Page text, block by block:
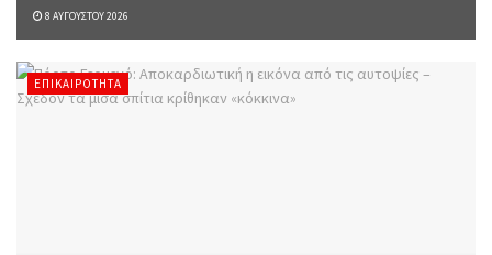
8 ΑΥΓΟΎΣΤΟΥ 2026
ΕΠΙΚΑΙΡΌΤΗΤΑ